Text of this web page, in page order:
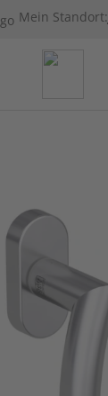
Mein Standort: